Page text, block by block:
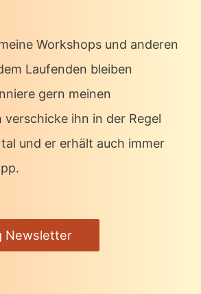
Workshops und anderen
Laufenden bleiben
gern meinen
verschicke ihn in der Regel
und er erhält auch immer
Newsletter